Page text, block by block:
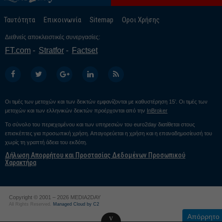
Ταυτότητα Επικοινωνία Sitemap Οροι Χρήσης
Διεθνείς αποκλειστικές συνεργασίες:
FT.com Stratfor Factset
Οι τιμές των μετοχών και των δεικτών εμφανίζονται με καθυστέρηση 15’. Οι τιμές των
μετοχών και των ελληνικών δεικτών προέρχονται από την InBroker
Το σύνολο του περιεχομένου και των υπηρεσιών του euro2day διατίθεται στους
επισκέπτες για προσωπική χρήση. Απαγορεύεται η χρήση και η επαναδημοσίευσή του
χωρίς τη γραπτή άδεια του εκδότη.
Δήλωση Απορρήτου και Προστασίας Δεδομένων Προσωπικού
Χαρακτήρα
Copyright © 2001 – 2026 MEDIA2DAY
All Rights Reserved. Managed Cloud by C2
v Απόρρητο